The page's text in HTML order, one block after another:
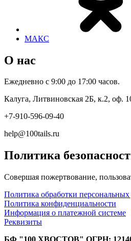
МАКС
О нас
Ежедневно с 9:00 до 17:00 часов.
Калуга, Литвиновская 2Б, к.2, оф.
+7-910-596-09-40
help@100tails.ru
Политика
Совершая пожертвование,
Политика обработки
Политика конфиденциальности
Информация о платежной системе
Реквизиты